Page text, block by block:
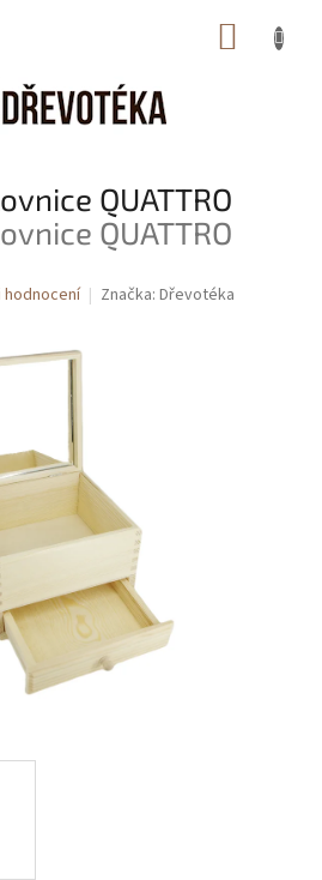
QUATTRO
QUATTRO
Značka: Dřevotéka